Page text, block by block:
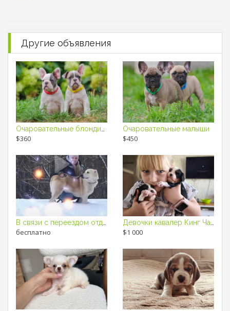
Другие объявления
$360
Очаровательные малыши
$450
бесплатно $1 000